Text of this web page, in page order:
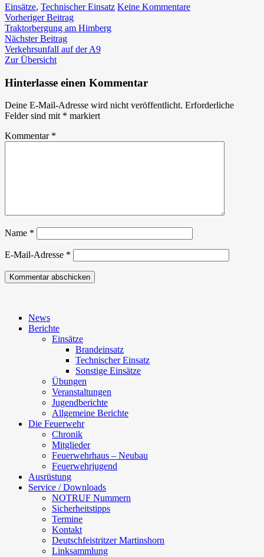
Einsätze, Technischer Einsatz Keine Kommentarezu
Beitragsnavigation
Vorheriger BeitragVorheriger
Beitrag:
Traktorbergung am Himberg
Nächster BeitragNächster
Beitrag:
Verkehrsunfall auf der A9
Zur Übersicht
Hinterlasse einen Kommentar
Deine E-Mail-Adresse wird nicht veröffentlicht. Erforderliche
Felder sind mit * markiert
Kommentar *
Name *
E-Mail-Adresse *
News
Berichte
Einsätze
Brandeinsatz
Technischer Einsatz
Sonstige Einsätze
Übungen
Veranstaltungen
Jugendberichte
Allgemeine Berichte
Die Feuerwehr
Chronik
Mitglieder
Feuerwehrhaus – Neubau
Feuerwehrjugend
Ausrüstung
Service / Downloads
NOTRUF Nummern
Sicherheitstipps
Termine
Kontakt
Deutschfeistritzer Martinshorn
Linksammlung